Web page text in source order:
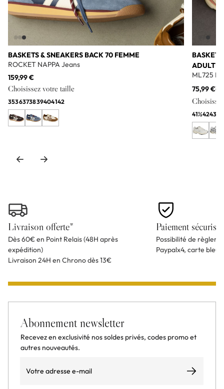
BASKETS & SNEAKERS BACK 70 FEMME
ROCKET NAPPA Jeans
159,99 €
Choisissez votre taille
3536373839404142
ADULTE
ML725
75,99 €
41½4243
Livraison offerte*
Dès 60€ en Point Relais (48H après
expédition)
Livraison 24H en Chrono dès 13€
Paiement sécurisé
Possibilité de
Paypalx4, carte
Abonnement newsletter
Recevez en exclusivité nos soldes privés, codes promo et
autres nouveautés.
S’abonner